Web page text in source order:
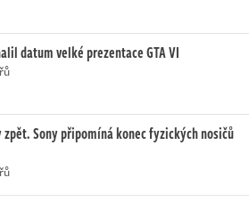
datum velké prezentace GTA VI
zpět. Sony připomíná konec fyzických nosičů